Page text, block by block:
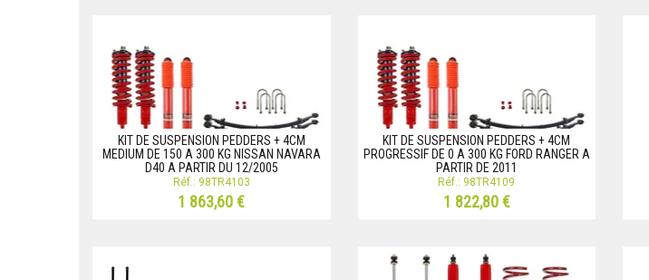
KIT DE SUSPENSION PEDDERS + 4CM
MEDIUM DE 150 A 300 KG NISSAN NAVARA
D40 A PARTIR DU 12/2005
Réf.: 98TR4103
1 863,60 €
KIT DE SUSPENSION PEDDERS + 4CM
PROGRESSIF DE 0 A 300 KG FORD RANGER A
PARTIR DE 2011
Réf.: 98TR4109
1 822,80 €